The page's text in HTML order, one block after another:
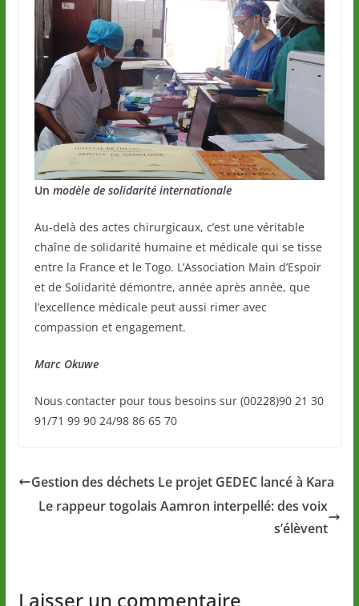
Un modèle de solidarité internationale
Au-delà des actes chirurgicaux, c’est une véritable
chaîne de solidarité humaine et médicale qui se tisse
entre la France et le Togo. L’Association Main d’Espoir
et de Solidarité démontre, année après année, que
l’excellence médicale peut aussi rimer avec
compassion et engagement.
Marc Okuwe
Nous contacter pour tous besoins sur (00228)90 21 30
91/71 99 90 24/98 86 65 70
Gestion des déchets Le projet GEDEC lancé à Kara
Le rappeur togolais Aamron interpellé: des voix
s’élèvent
Laisser un commentaire